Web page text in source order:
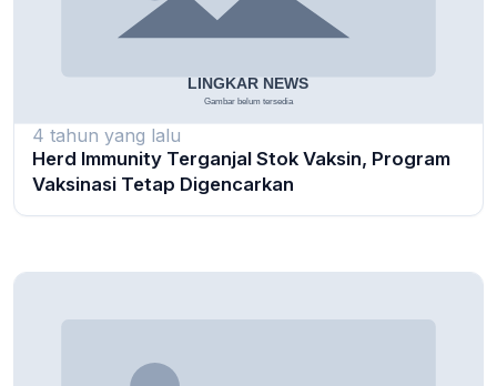
4 tahun yang lalu
Herd Immunity Terganjal Stok Vaksin, Program
Vaksinasi Tetap Digencarkan